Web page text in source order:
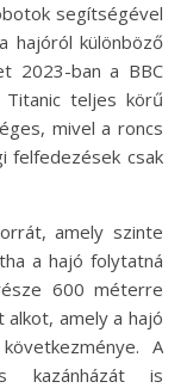
segítségével
hajóról különböző
2023-ban a BBC
teljes körű
mivel a roncs
felfedezések csak
amely szinte
a hajó folytatná
600 méterre
amely a hajó
A
kazánházát is